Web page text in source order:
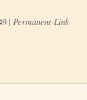
| Permanent-Link